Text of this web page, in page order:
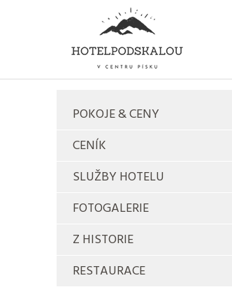
POKOJE & CENY
CENÍK
SLUŽBY HOTELU
FOTOGALERIE
Z HISTORIE
RESTAURACE